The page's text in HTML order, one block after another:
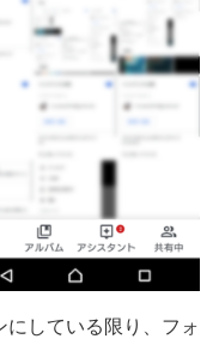
にしている限り、フォ